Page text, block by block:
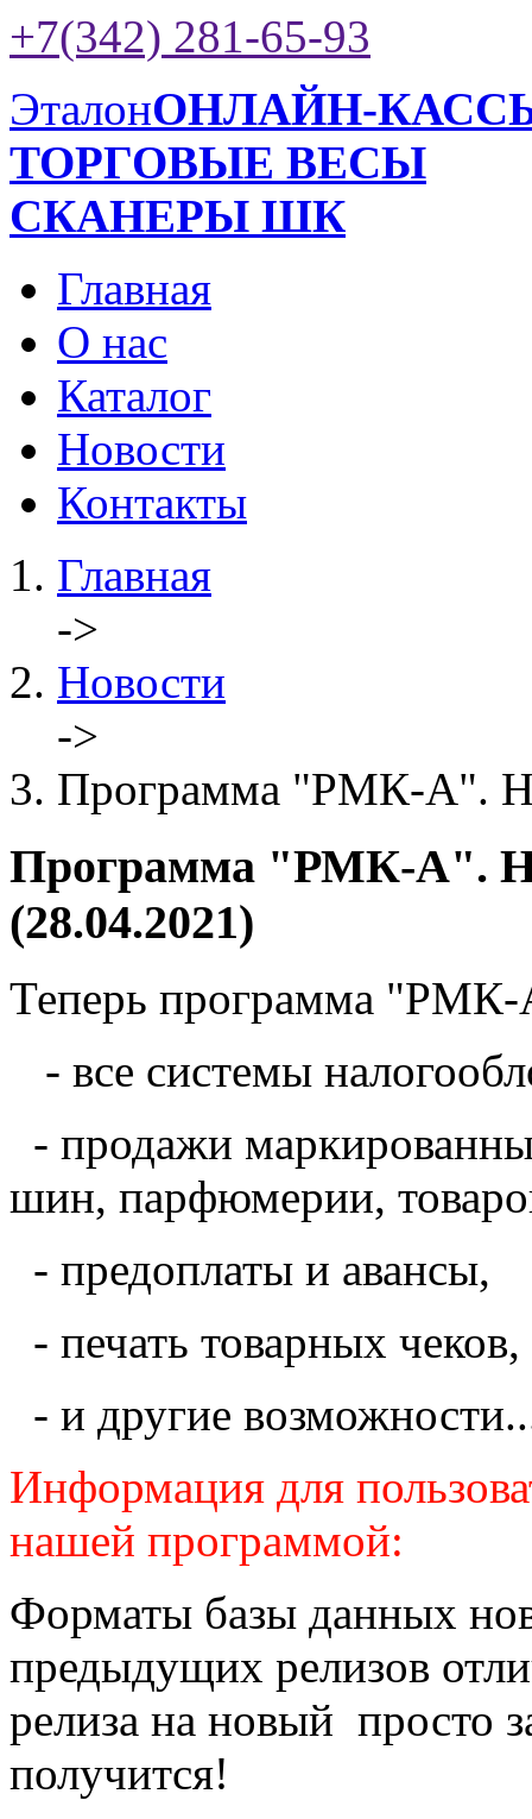
+7(342) 281-65-93
ЭталонОНЛАЙН-
ТОРГОВЫЕ ВЕСЫ
СКАНЕРЫ ШК
Главная
О нас
Каталог
Новости
Контакты
Главная
->
Новости
->
Программа "РМК-А".
Программа "РМК-А".
(28.04.2021)
Теперь программа "РМК-
- все системы
- продажи
шин, парфюмерии,
- предоплаты и авансы,
- печать товарных чеков,
- и другие
Информация для
нашей программой:
Форматы базы данных
предыдущих релизов
релиза на новый просто
получится!